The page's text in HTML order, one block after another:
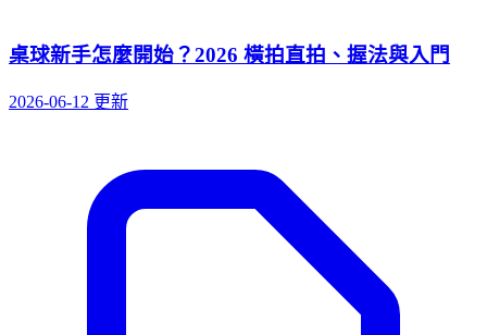
桌球新手怎麼開始？2026 橫拍直拍、握法與入門
2026-06-12 更新